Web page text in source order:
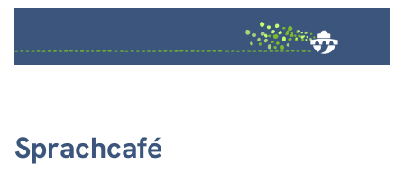
Sprachcafé